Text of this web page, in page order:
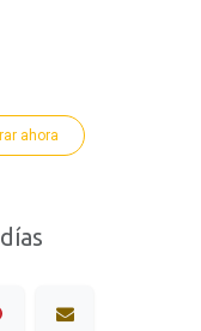
ahora